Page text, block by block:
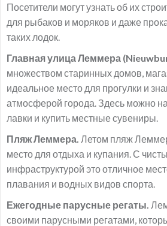
Посетители могут узнать об их
для рыбаков и моряков и даже
таких лодок.
Главная улица Леммера
множеством старинных домов,
идеальное место для прогулки и
атмосферой города. Здесь можно
лавки и купить местные сувениры.
Пляж Леммера. Летом пляж
место для отдыха и купания. С
инфраструктурой это отличное
плавания и водных видов спорта.
Ежегодные парусные регаты.
своими парусными регатами,